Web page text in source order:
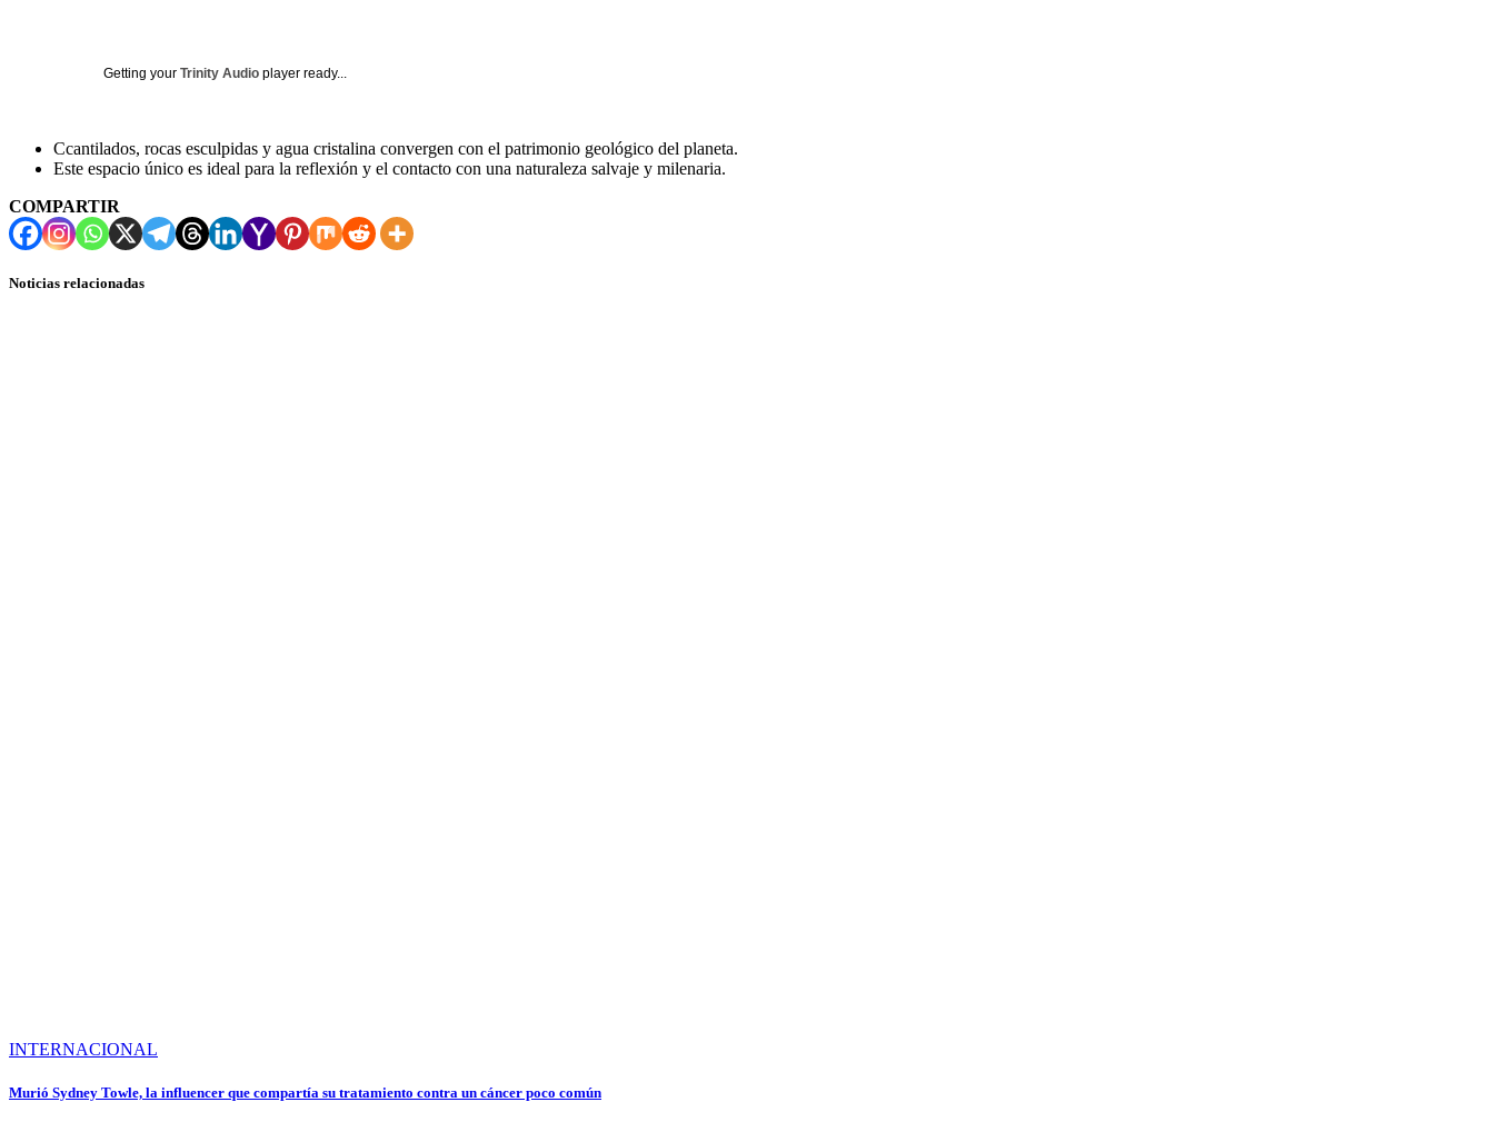
Getting your Trinity Audio player ready...
Ccantilados, rocas esculpidas y agua cristalina convergen con el patrimonio geológico del planeta.
Este espacio único es ideal para la reflexión y el contacto con una naturaleza salvaje y milenaria.
COMPARTIR
Noticias relacionadas
INTERNACIONAL
Murió Sydney Towle, la influencer que compartía su tratamiento contra un cáncer poco común